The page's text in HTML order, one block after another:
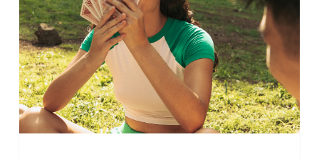
tu
hijo
elegir
un
campamento
de
idiomas?